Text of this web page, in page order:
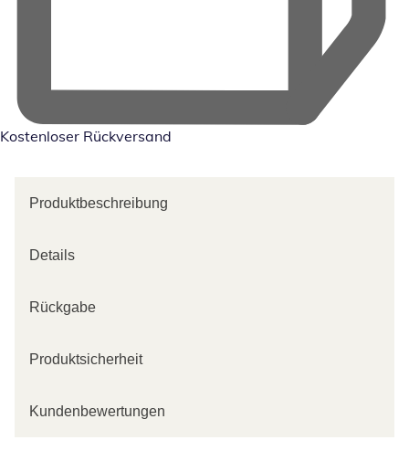
Kostenloser Rückversand
Produktbeschreibung
Details
Rückgabe
Produktsicherheit
Kundenbewertungen